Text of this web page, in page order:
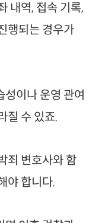
내역, 접속 기록,
행되는 경우가
성이나 운영 관여
질 수 있죠.
죄 변호사와 함
야 합니다.